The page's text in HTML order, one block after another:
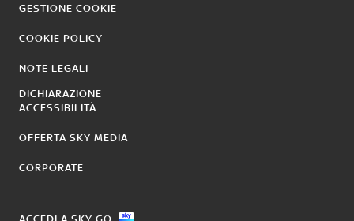
GESTIONE COOKIE
COOKIE POLICY
NOTE LEGALI
DICHIARAZIONE
ACCESSIBILITÀ
OFFERTA SKY MEDIA
CORPORATE